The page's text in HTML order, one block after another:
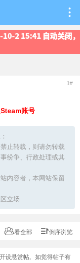
2 15:41 自动关闭，
1#
账号
止转载，则请勿转载
纷争、行政处理或其
内容者，本网站保留
立场
看全部 倒序浏览
设悬赏帖。如觉得帖子有